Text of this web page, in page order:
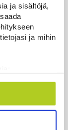
ja sisältöjä,
ja mihin